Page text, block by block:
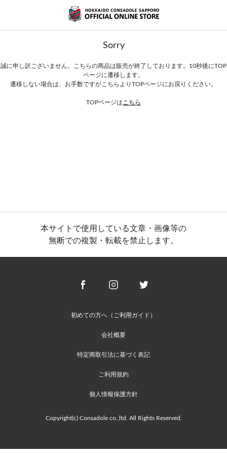
Sorry
誠に申し訳ございません。こちらの商品は販売が終了しております。10秒後にTOP
ページに遷移します。
遷移しない場合は、お手数ですがこちらよりTOPページにお戻りください。
TOPページは こちら
本サイトで使用している文章・画像等の
無断での複製・転載を禁止します。
初めての方へ（ご利用ガイド）
会社概要
特定商取引法に基づく表記
ご利用規約
個人情報保護方針
Copyright(c) Consadole co.,ltd. All Rights Reserved.